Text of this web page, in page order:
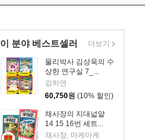
이 분야 베스트셀러
물리박사 김상욱의 수
상한 연구실 7_...
김하연
60,750원 (10% 할인)
채사장의 지대넓얕
14 15 16번 세트...
채사장, 마케마케
더보기